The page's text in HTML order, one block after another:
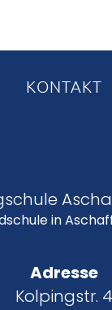
KONTAKT
in
Adresse
Kolpingstr. 4